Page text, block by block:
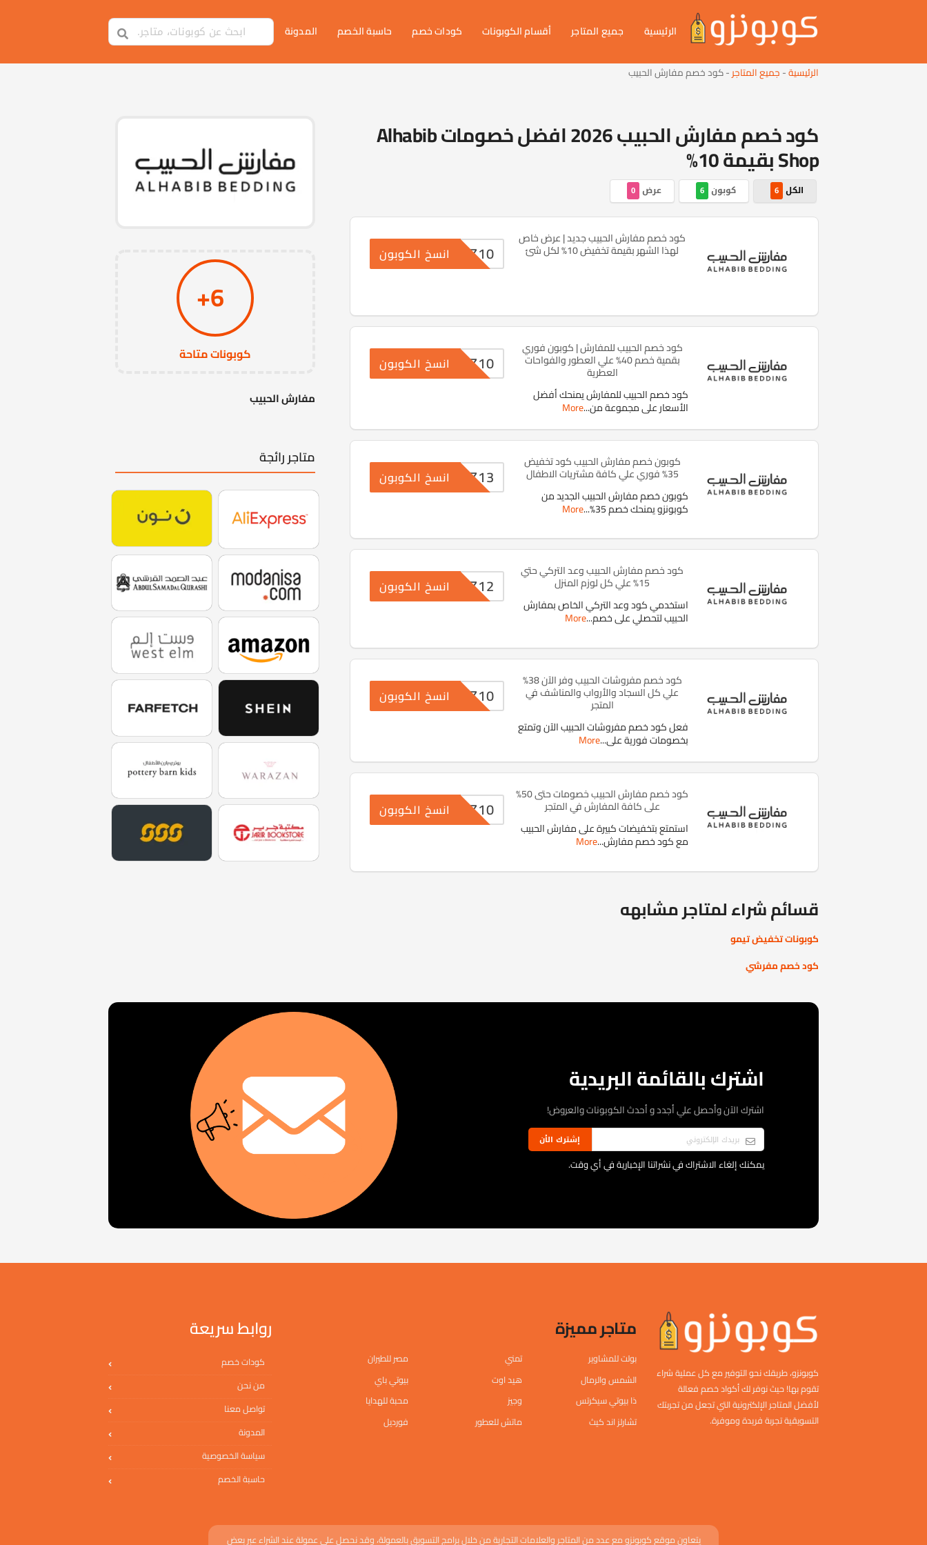
الرئيسية جميع المتاجر أقسام الكوبونات كودات خصم حاسبة الخصم المدونة
الرئيسية-جميع المتاجر-كود خصم مفارش الحبيب
كود خصم مفارش الحبيب 2026 افضل خصومات Alhabib
Shop بقيمة 10%
الكل 6 كوبون 6 عرض 0
كود خصم مفارش الحبيب جديد | عرض خاص
لهذا الشهر بقيمة تخفيض 10% لكل شئ Z10 انسخ الكوبون
كود خصم الحبيب للمفارش | كوبون فوري
بقمية خصم 40% علي العطور والفواحات
العطرية
كود خصم الحبيب للمفارش يمنحك أفضل
الأسعار على مجموعة من...
More
Z10 انسخ الكوبون
كوبون خصم مفارش الحبيب كود تخفيض
35% فوري علي كافة مشتريات الاطفال
كوبون خصم مفارش الحبيب الجديد من
كوبونزو يمنحك خصم 35% ...
More
Z13 انسخ الكوبون
كود خصم مفارش الحبيب وعد التركي حتي
15% علي كل لوزم المنزل
استخدمي كود وعد التركي الخاص بمفارش
الحبيب لتحصلي على خصم...
More
Z12 انسخ الكوبون
كود خصم مفروشات الحبيب وفر الآن 38%
علي كل السجاد والأرواب والمناشف في
المتجر
فعل كود خصم مفروشات الحبيب الآن وتمتع
بخصومات فورية على...
More
Z10 انسخ الكوبون
كود خصم مفارش الحبيب خصومات حتى 50%
على كافة المفارش في المتجر
استمتع بتخفيضات كبيرة على مفارش الحبيب
مع كود خصم مفارش...
More
Z10 انسخ الكوبون
قسائم شراء لمتاجر مشابهه
كوبونات تخفيض تيمو
كود خصم مفرشي
6+
كوبونات متاحة
مفارش الحبيب
متاجر رائجة
اشترك بالقائمة البريدية
اشترك الآن وأحصل علي أجدد و أحدث الكوبونات والعروض!
إشترك الأن
يمكنك إلغاء الاشتراك في نشراتنا الإخبارية في أي وقت.
كوبونزو، طريقك نحو التوفير مع كل عملية شراء
تقوم بها! حيث نوفر لك أكواد خصم فعالة
لأفضل المتاجر الإلكترونية التي تجعل من تجربتك
التسويقية تجربة فريدة وموفرة.
متاجر مميزة
بولت للمشاوير تمني
مصر للطيران
الشمس والرمال
هيد اوت
بيوتي باي
ذا بيوتي سيكرتس
وجيز
محبة للهدايا
تشارلز اند كيث
ماتش للعطور فورديل
روابط سريعة
كودات خصم
من نحن
تواصل معنا
المدونة
سياسة الخصوصية
حاسبة الخصم
يتعاون موقع كوبونزو مع عدد من المتاجر والعلامات التجارية من خلال برامج التسويق بالعمولة، وقد نحصل على عمولة عند الشراء عبر بعض